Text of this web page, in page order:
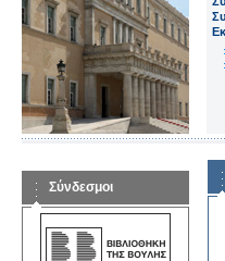
Σύνδεσμοι